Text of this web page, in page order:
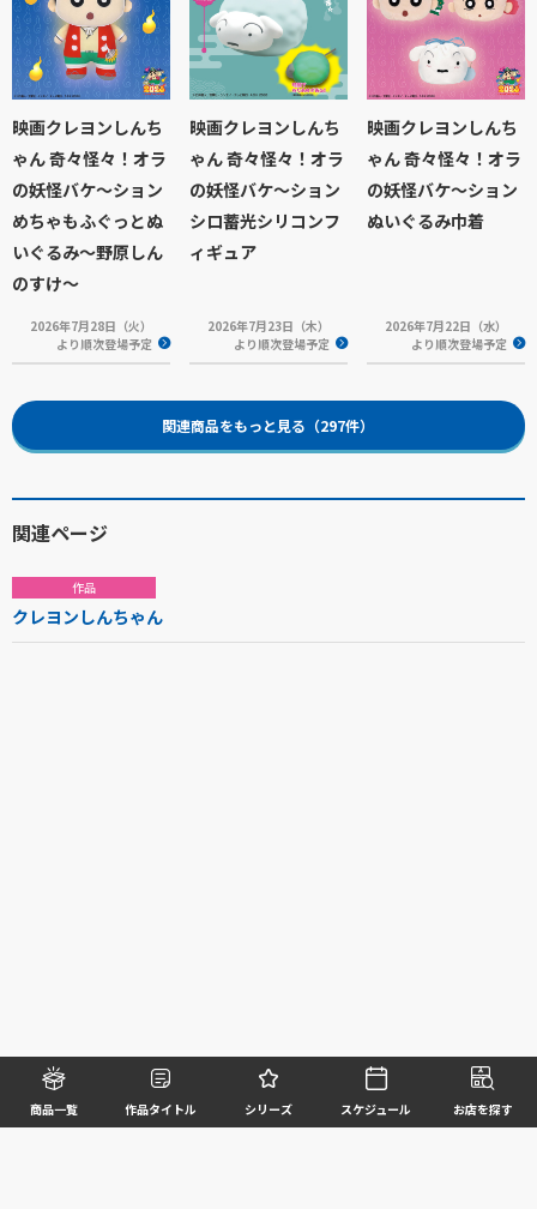
商品一覧 作品タイトル シリーズ スケジュール お店を探す
映画クレヨンしんち
ゃん 奇々怪々！オラ
の妖怪バケ～ション
めちゃもふぐっとぬ
いぐるみ～野原しん
のすけ～
2026年7月28日（火）
より順次登場予定
映画クレヨンしんち
ゃん 奇々怪々！オラ
の妖怪バケ～ション
シロ蓄光シリコンフ
ィギュア
2026年7月23日（木）
より順次登場予定
映画クレヨンしんち
ゃん 奇々怪々！オラ
の妖怪バケ～ション
ぬいぐるみ巾着
2026年7月22日（水）
より順次登場予定
関連商品をもっと見る（297件）
関連ページ
作品
クレヨンしんちゃん